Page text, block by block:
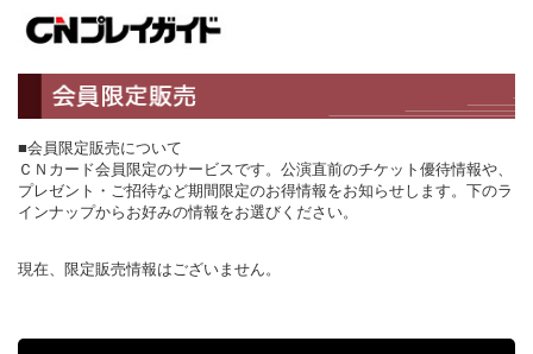
■会員限定販売について
ＣＮカード会員限定のサービスです。公演直前のチケット優待情報や、
プレゼント・ご招待など期間限定のお得情報をお知らせします。下のラ
インナップからお好みの情報をお選びください。
現在、限定販売情報はございません。